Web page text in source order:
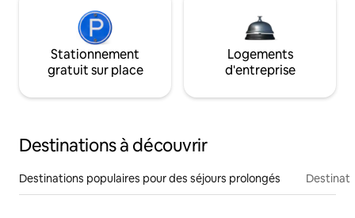
Stationnement
gratuit sur place
Logements
d'entreprise
Destinations à découvrir
Destinations populaires pour des séjours prolongés